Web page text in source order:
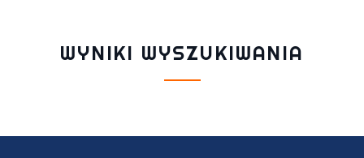
WYNIKI WYSZUKIWANIA